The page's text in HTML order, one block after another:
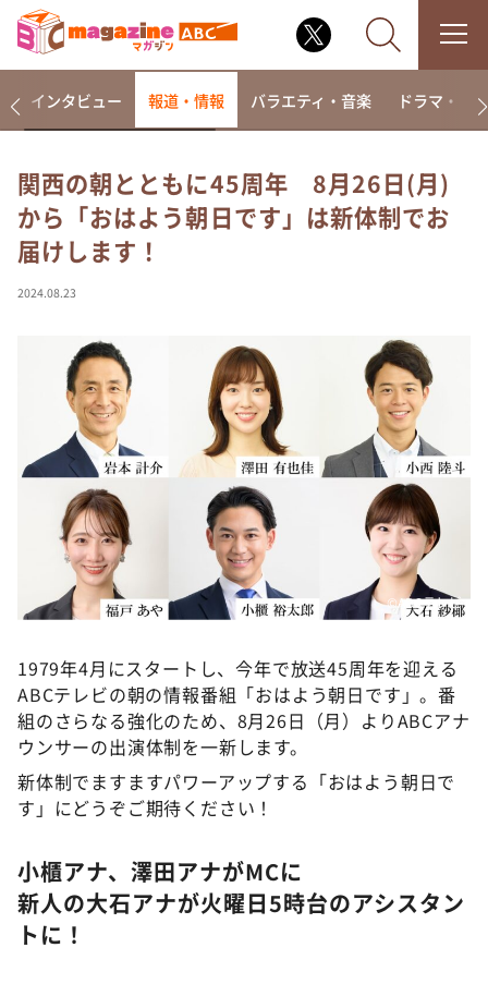
なるみ・岡村の過ぎるTV
相席食堂
これ余談なんですけど・・・
て真剣です
探偵！ナイトスクープ
news おかえり
河合＆A.B.C-Z塚田×福井アナ「なんでやねん！？」
（news おかえり）
DAIGOも台所 ～きょうの献立 何にする？～
本日はダイアンなり！シーズン２
朝だ！生です旅サラダ
教えて！ニュースライブ 正義のミカタ
新婚さんいらっしゃい！
ポツンと一軒家
ザキ山小屋本館
ぺこぱのまるスポ
インタビュー 報道・情報 バラエティ・音楽 ドラマ・映画
関西の朝とともに45周年 8月26日(月)
から「おはよう朝日です」は新体制でお
届けします！
2024.08.23
©ABCテレビ
1979年4月にスタートし、今年で放送45周年を迎える
ABCテレビの朝の情報番組「おはよう朝日です」。番
組のさらなる強化のため、8月26日（月）よりABCアナ
ウンサーの出演体制を一新します。
新体制でますますパワーアップする「おはよう朝日で
す」にどうぞご期待ください！
小櫃アナ、澤田アナがMCに
新人の大石アナが火曜日5時台のアシスタン
トに！